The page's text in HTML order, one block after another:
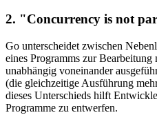
2. "Concurrency is not
Go unterscheidet zwischen
eines Programms zur
unabhängig voneinander
(die gleichzeitige Ausführung
dieses Unterschieds hilft
Programme zu entwerfen.